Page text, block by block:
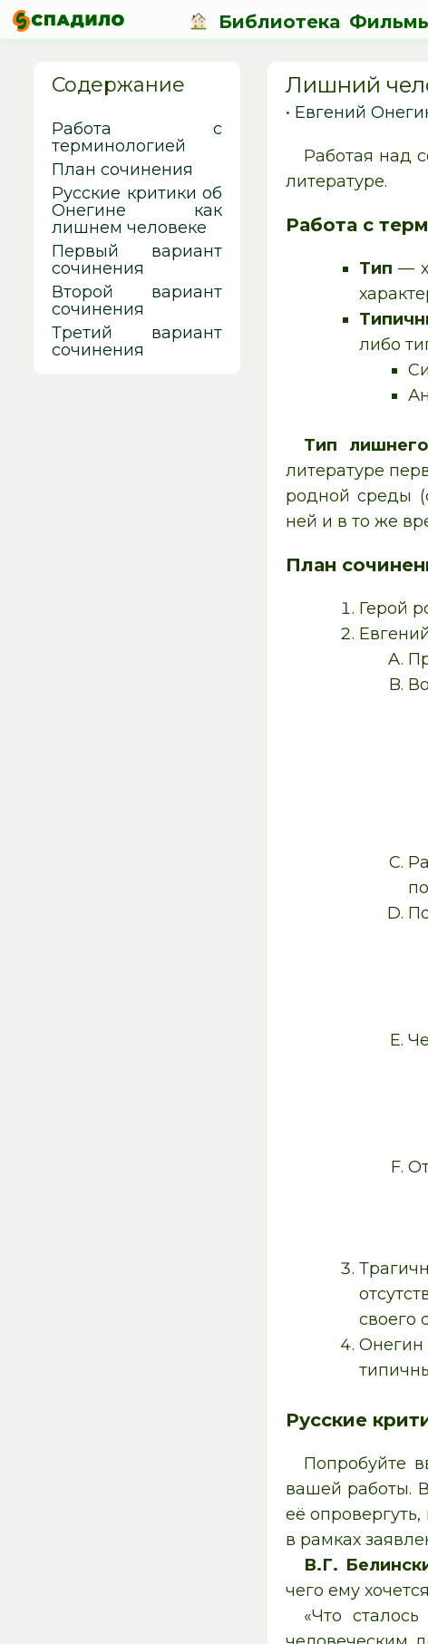
Библиотека
Лишний
• Евгений
Работая над
литературе.
Работа с
Тип —
либо
Тип
литературе
родной среды
ней и в то же
План
Герой
своего
Русские
Попробуйте
вашей работы.
её
в рамках
В.Г.
чего ему
«Что
Содержание
Работа с
терминологией
План сочинения
Русские критики об
Онегине как
лишнем человеке
Первый вариант
сочинения
Второй вариант
сочинения
Третий вариант
сочинения